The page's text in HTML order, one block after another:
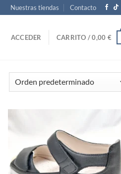
Nuestras tiendas Contacto
ACCEDER CARRITO /0,00 €
wishlist